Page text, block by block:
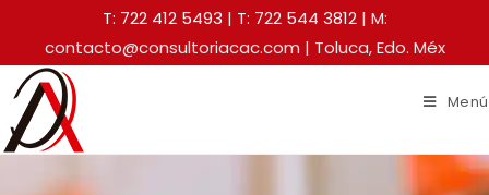
T: 722 412 5493 | T: 722 544 3812| M:
contacto@consultoriacac.com | Toluca, Edo. Méx
Menú